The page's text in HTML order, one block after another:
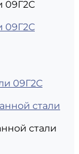
09Г2С
09Г2С
09Г2С
стали
стали